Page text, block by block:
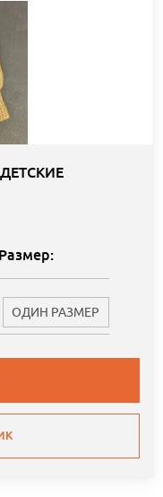
Размер:
ОДИН РАЗМЕР